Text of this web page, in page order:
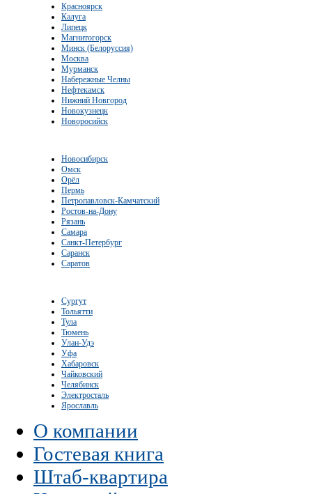
Красноярск
Калуга
Липецк
Магнитогорск
Минск (Белоруссия)
Москва
Мурманск
Набережные Челны
Нефтекамск
Нижний Новгород
Новокузнецк
Новоросийск
Новосибирск
Омск
Орёл
Пермь
Петропавловск-Камчатский
Ростов-на-Дону
Рязань
Самара
Санкт-Петербург
Саранск
Саратов
Сургут
Тольятти
Тула
Тюмень
Улан-Удэ
Уфа
Хабаровск
Чайковский
Челябинск
Электросталь
Ярославль
О компании
Гостевая книга
Штаб-квартира